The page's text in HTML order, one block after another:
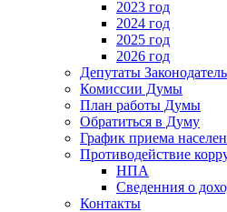
2023 год
2024 год
2025 год
2026 год
Депутаты
Комиссии Думы
План работы Думы
Обратиться в Думу
График приема
Противодействие
НПА
Сведенния о
Контакты